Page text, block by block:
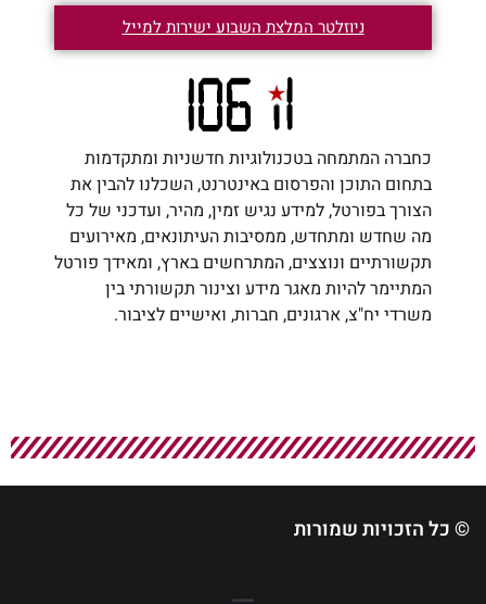
ניוזלטר המלצת השבוע ישירות למייל
כחברה המתמחה בטכנולוגיות חדשניות ומתקדמות
בתחום התוכן והפרסום באינטרנט, השכלנו להבין את
הצורך בפורטל, למידע נגיש זמין, מהיר, ועדכני של כל
מה שחדש ומתחדש, ממסיבות העיתונאים, מאירועים
תקשורתיים ונוצצים, המתרחשים בארץ, ומאידך פורטל
המתיימר להיות מאגר מידע וצינור תקשורתי בין
משרדי יח"צ, ארגונים, חברות, ואישיים לציבור.
© כל הזכויות שמורות